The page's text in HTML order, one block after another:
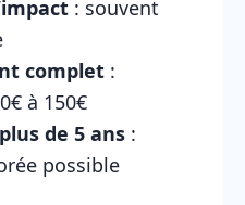
: souvent
complet :
à 150€
de 5 ans :
possible